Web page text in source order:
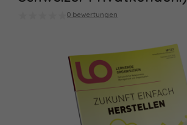
0 bewertungen